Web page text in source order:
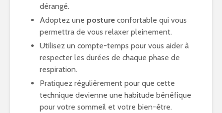
dérangé.
Adoptez une posture confortable qui vous
permettra de vous relaxer pleinement.
Utilisez un compte-temps pour vous aider à
respecter les durées de chaque phase de
respiration.
Pratiquez régulièrement pour que cette
technique devienne une habitude bénéfique
pour votre sommeil et votre bien-être.